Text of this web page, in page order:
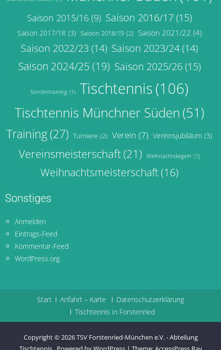
Saison 2015/16 (9) Saison 2016/17(15)
Saison 2017/18 (3) Saison 2018/19 (2) Saison 2021/22 (4)
Saison 2022/23 (14) Saison 2023/24(14)
Saison 2024/25 (19) Saison 2025/26(15)
Sondertraining (1) Tischtennis(106)
Tischtennis Münchner Süden(51)
Training(27) Turniere (2) Verein (7) Vereinsjubiläum (3)
Vereinsmeisterschaft (21) Weihnachtskegeln (1)
Weihnachtsmeisterschaft(16)
Sonstiges
Anmelden
Eintrags-Feed
Kommentar-Feed
WordPress.org
Start Anfahrt – Karte
Datenschutzerklärung
Tischtennis in Forstenried
Copyright © 2026TSV Forstenried-München e.V. - Abteilung